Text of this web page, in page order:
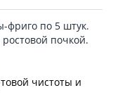
фриго по 5 штук.
почкой.
чистоты и